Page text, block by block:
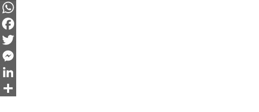
WhatsApp
Facebook
Twitter
Messenger
LinkedIn